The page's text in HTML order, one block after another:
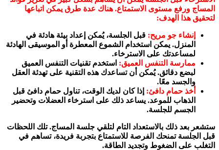
المساج ورفع مستوى الاستمتاع. هناك عدة طرق يمكن اتباعها
لتحقيق هذا الهدف:
إنشاء جو مريح: قبل الجلسة، يُمكن إعداد بيئة هادئة في
المنزل. يمكن استخدام الشموع المعطرة أو الموسيقى الهادئة
لمساعدتك على الاسترخاء.
ممارسة التنفس العميق: استخدم تقنيات التنفس العميق
لبضع دقائق. يُمكن أن تساعدك هذه التقنية على تهدئة العقل
والجسد معًا.
أخذ حمام دافئ: إذا كان لديك الوقت، تناول حمام دافئ قبل
الذهاب للموعد. يساعد ذلك على استرخاء العضلات وتحضير
الجسم للجلسة.
ستشعر بعد ذلك بالاستعداد التام لتلقي جلسة المساج. تلك اللحظات
قبل الجلسة تمنحك الفرصة للاستمتاع بتجربة فريدة، تساهم في
التغلب على الضغوط وتجديد الطاقة.